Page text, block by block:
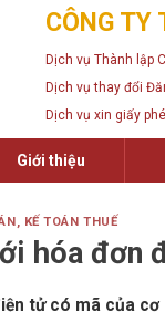
CÔNG TY
Dịch vụ Thành lập
Dịch vụ thay đổi
Dịch vụ xin giấy
Giới thiệu
, KẾ TOÁN THUẾ
hóa đơn
tử có mã của